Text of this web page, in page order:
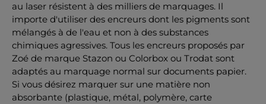
au laser résistent à des milliers de marquages. Il
importe d'utiliser des encreurs dont les pigments sont
mélangés à de l'eau et non à des substances
chimiques agressives. Tous les encreurs proposés par
Zoé de marque Stazon ou Colorbox ou Trodat sont
adaptés au marquage normal sur documents papier.
Si vous désirez marquer sur une matière non
absorbante (plastique, métal, polymère, carte